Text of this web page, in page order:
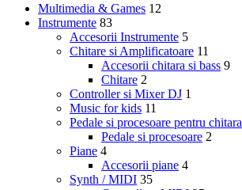
Multimedia & Games 12
Instrumente 83
Accesorii Instrumente 5
Chitare si Amplificatoare 11
Accesorii chitara si bass 9
Chitare 2
Controller si Mixer DJ 1
Music for kids 11
Pedale si procesoare pentru chitara
Pedale si procesoare 2
Piane 4
Accesorii piane 4
Synth / MIDI 35